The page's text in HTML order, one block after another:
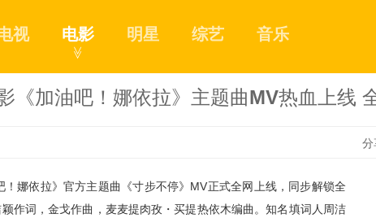
视 电影
≫
明星 综艺 音乐
《加油吧！娜依拉》主题曲MV热血上线
分
娜依拉》官方主题曲《寸步不停》 MV正式全网上线，同步解锁全
颖作词，金戈作曲，麦麦提肉孜・买提热依木编曲。知名填词人周洁